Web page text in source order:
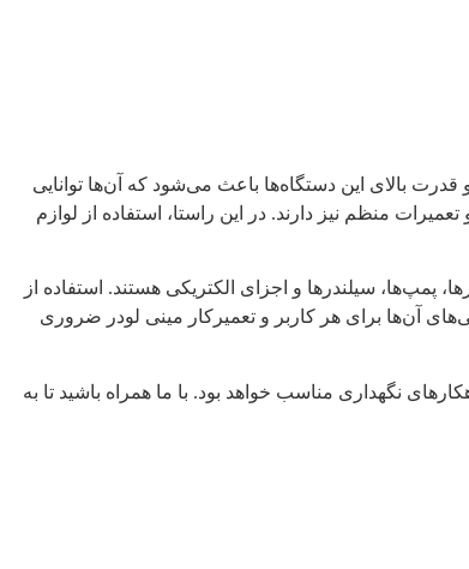
بالای این دستگاه‌ها باعث می‌شود که آن‌ها توانایی
منظم نیز دارند. در این راستا، استفاده از لوازم
سیلندرها و اجزای الکتریکی هستند. استفاده از
آن‌ها برای هر کاربر و تعمیرکار مینی لودر ضروری
نگهداری مناسب خواهد بود. با ما همراه باشید تا به